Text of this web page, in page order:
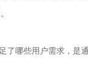
了哪些用户需求，是